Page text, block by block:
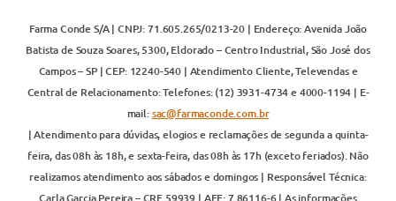
Farma Conde S/A | CNPJ: 71.605.265/0213-20 | Endereço: Avenida João
Batista de Souza Soares, 5300, Eldorado – Centro Industrial, São José dos
Campos – SP | CEP: 12240-540 | Atendimento Cliente, Televendas e
Central de Relacionamento: Telefones: (12) 3931-4734 e 4000-1194 | E-
mail:sac@farmaconde.com.br
| Atendimento para dúvidas, elogios e reclamações de segunda a quinta-
feira, das 08h às 18h, e sexta-feira, das 08h às 17h (exceto feriados). Não
realizamos atendimento aos sábados e domingos | Responsável Técnica:
Carla Garcia Pereira – CRF 59939 | AFE: 7.86116-6 | As informações